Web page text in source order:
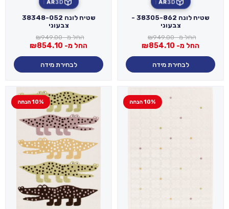
3D
AR
שטיח לונה 38305-862 -
צבעוני
החל מ- ₪949.00
החל מ- ₪854.10
לבחירת מידה
3D
AR
שטיח לונה 38348-052
צבעוני
החל מ- ₪949.00
החל מ- ₪854.10
לבחירת מידה
10% הנחה 10% הנחה